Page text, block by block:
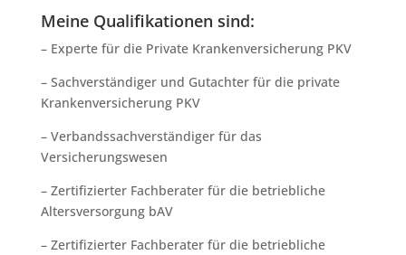
Meine Qualifikationen sind:
– Experte für die Private Krankenversicherung PKV
– Sachverständiger und Gutachter für die private
Krankenversicherung PKV
– Verbandssachverständiger für das
Versicherungswesen
– Zertifizierter Fachberater für die betriebliche
Altersversorgung bAV
– Zertifizierter Fachberater für die betriebliche